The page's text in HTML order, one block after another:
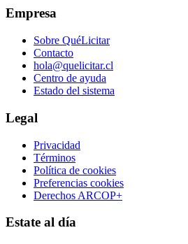
Empresa
Sobre QuéLicitar
Contacto
hola@quelicitar.cl
Centro de ayuda
Estado del sistema
Legal
Privacidad
Términos
Política de cookies
Preferencias cookies
Derechos ARCOP+
Estate al día